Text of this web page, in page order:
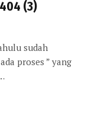
(3)
sudah
proses ” yang